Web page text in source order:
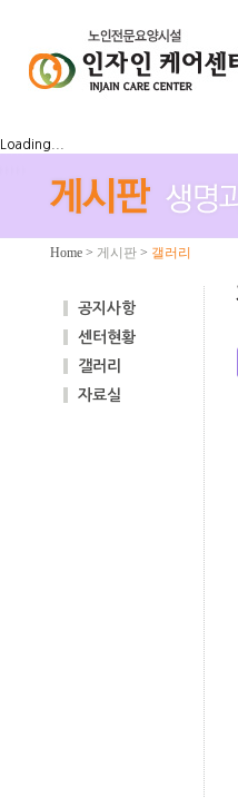
Loading...
Home > 게시판 > 갤러리
공지사항
센터현황
갤러리
자료실